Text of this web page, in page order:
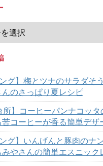
グ】梅とツナのサラダそ
のさっぱり夏レシピ
所】コーヒーパンナコッ
コーヒーが香る簡単デザ
グ】いんげんと豚肉のナ
みやさんの簡単エスニック